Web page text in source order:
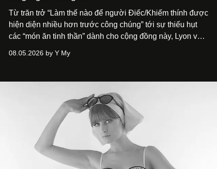
Từ trăn trở “Làm thế nào để người Điếc/Khiếm thính được
hiện diện nhiều hơn trước công chúng” tới sự thiếu hụt
các “món ăn tinh thần” dành cho cộng đồng này, Lyon và
phẩm múa đương đại thành hiện thực, mang tên Lắng
08.05.2026 by Y My